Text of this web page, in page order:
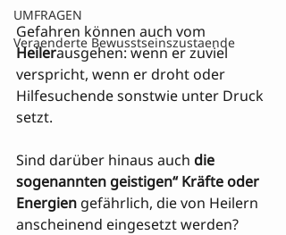
UMFRAGEN
Veraenderte Bewusstseinszustaende
Gefahren können auch vom
Heilerausgehen: wenn er zuviel
verspricht, wenn er droht oder
Hilfesuchende sonstwie unter Druck
setzt.
Sind darüber hinaus auch die
sogenannten geistigen“ Kräfte oder
Energien gefährlich, die von Heilern
anscheinend eingesetzt werden?